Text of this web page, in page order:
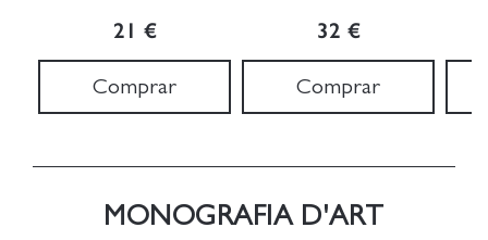
21 €
Comprar
32 €
Comprar
MONOGRAFIA D'ART